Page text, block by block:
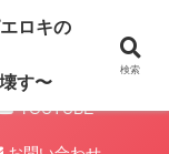
YOUTUBE
ロキの
す〜
検索